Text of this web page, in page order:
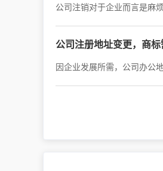
公司注销对于企业而言是麻
公司注册地址变更，商
因企业发展所需，公司办公